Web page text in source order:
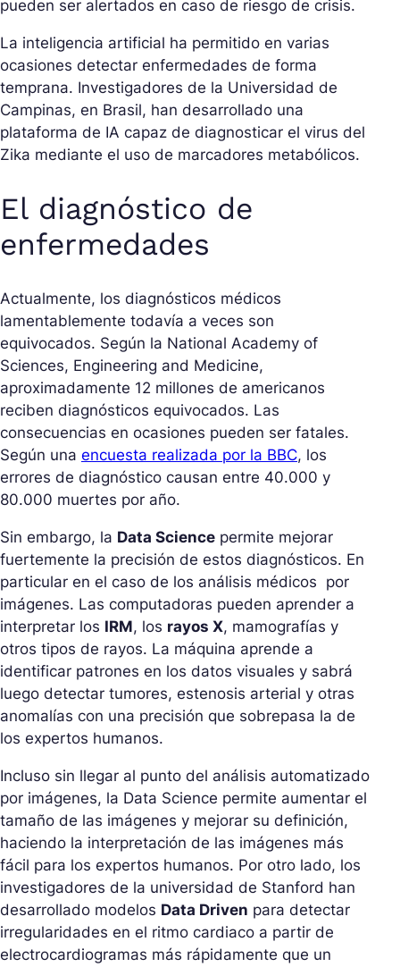
pueden ser alertados en caso de riesgo de crisis.
La inteligencia artificial ha permitido en varias
ocasiones detectar enfermedades de forma
temprana. Investigadores de la Universidad de
Campinas, en Brasil, han desarrollado una
plataforma de IA capaz de diagnosticar el virus del
Zika mediante el uso de marcadores metabólicos.
El diagnóstico de
enfermedades
Actualmente, los diagnósticos médicos
lamentablemente todavía a veces son
equivocados. Según la National Academy of
Sciences, Engineering and Medicine,
aproximadamente 12 millones de americanos
reciben diagnósticos equivocados. Las
consecuencias en ocasiones pueden ser fatales.
Según una encuesta realizada por la BBC, los
errores de diagnóstico causan entre 40.000 y
80.000 muertes por año.
Sin embargo, la Data Science permite mejorar
fuertemente la precisión de estos diagnósticos. En
particular en el caso de los análisis médicos por
imágenes. Las computadoras pueden aprender a
interpretar los IRM, los rayos X, mamografías y
otros tipos de rayos. La máquina aprende a
identificar patrones en los datos visuales y sabrá
luego detectar tumores, estenosis arterial y otras
anomalías con una precisión que sobrepasa la de
los expertos humanos.
Incluso sin llegar al punto del análisis automatizado
por imágenes, la Data Science permite aumentar el
tamaño de las imágenes y mejorar su definición,
haciendo la interpretación de las imágenes más
fácil para los expertos humanos. Por otro lado, los
investigadores de la universidad de Stanford han
desarrollado modelos Data Driven para detectar
irregularidades en el ritmo cardiaco a partir de
electrocardiogramas más rápidamente que un